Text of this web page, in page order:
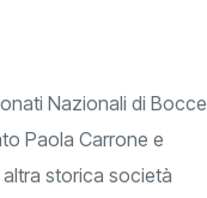
Nazionali di Bocce
Paola Carrone e
altra storica società